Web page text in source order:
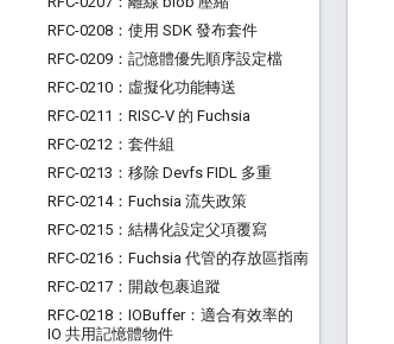
RFC-0208：使用 SDK 發布套件
RFC-0209：記憶體優先順序設定檔
RFC-0210：虛擬化功能轉送
RFC-0211：RISC-V 的 Fuchsia
RFC-0212：套件組
RFC-0213：移除 Devfs FIDL 多重
RFC-0214：Fuchsia 流失政策
RFC-0215：結構化設定父項覆寫
RFC-0216：Fuchsia 代管的存放區指南
RFC-0217：開啟包裹追蹤
RFC-0218：IOBuffer：適合有效率的
IO 共用記憶體物件